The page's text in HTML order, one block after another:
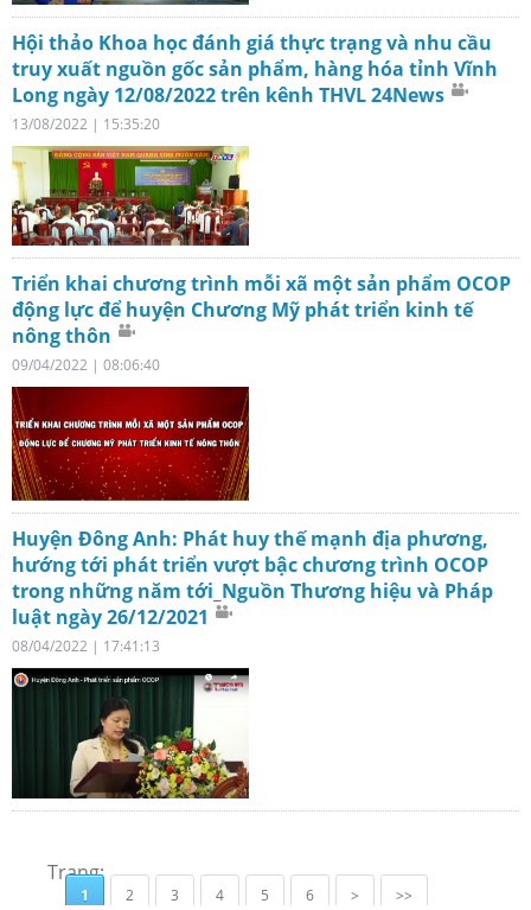
Hội thảo Khoa học đánh giá thực trạng và nhu cầu
truy xuất nguồn gốc sản phẩm, hàng hóa tỉnh Vĩnh
Long ngày 12/08/2022 trên kênh THVL 24News
13/08/2022 | 15:35:20
Triển khai chương trình mỗi xã một sản phẩm OCOP
động lực để huyện Chương Mỹ phát triển kinh tế
nông thôn
09/04/2022 | 08:06:40
Huyện Đông Anh: Phát huy thế mạnh địa phương,
hướng tới phát triển vượt bậc chương trình OCOP
trong những năm tới_Nguồn Thương hiệu và Pháp
luật ngày 26/12/2021
08/04/2022 | 17:41:13
Trang:
1 2 3 4 5 6 > >>